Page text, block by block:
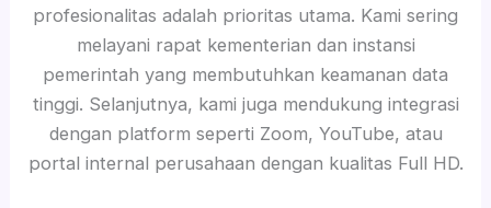
profesionalitas adalah prioritas utama. Kami sering
melayani rapat kementerian dan instansi
pemerintah yang membutuhkan keamanan data
tinggi. Selanjutnya, kami juga mendukung integrasi
dengan platform seperti Zoom, YouTube, atau
portal internal perusahaan dengan kualitas Full HD.